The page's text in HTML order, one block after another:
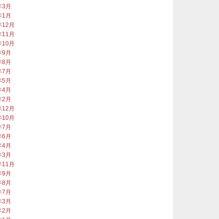
3月
1月
12月
11月
10月
9月
8月
7月
5月
4月
2月
12月
10月
7月
6月
4月
3月
11月
9月
8月
7月
3月
2月